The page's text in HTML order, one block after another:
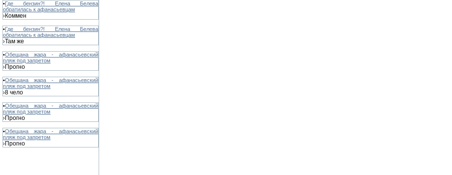
•Где бензин?! Елена Белева
обратилась к афанасьевцам
›Коммен
•Где бензин?! Елена Белева
обратилась к афанасьевцам
›Там же
•Обещана жара - афанасьевский
пляж под запретом
›Прогно
•Обещана жара - афанасьевский
пляж под запретом
›8 чело
•Обещана жара - афанасьевский
пляж под запретом
›Прогно
•Обещана жара - афанасьевский
пляж под запретом
›Прогно